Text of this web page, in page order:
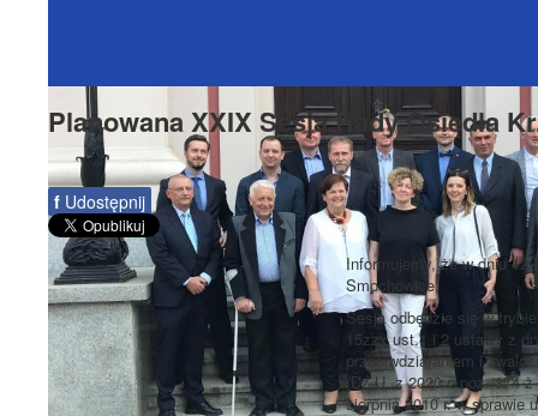
Planowana XXIX Sesja Rady Osiedla
f Udostępnij
Informujemy, że w dniu 12
Smochowice.
Sesja odbędzie się w
15zzx ust.1 i 2 ustawy z
przeciwdziałaniem i
(Dz.U. z 2020 r. poz. 374
sierpnia 2010 r. w sprawie